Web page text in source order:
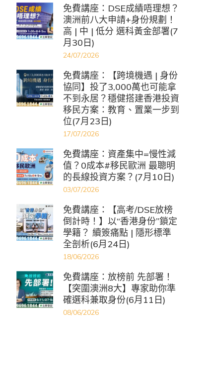
免費講座：DSE成績唔理想？
澳洲前八大申請+身份規劃！
高 | 中 | 低分 選科黃金部署(7
月30日)
24/07/2026
免費講座：【跨境機遇 | 身份
協同】投了3,000萬也可能拿
不到永居？穩健搭建香港投資
移民方案：教育、置業一步到
位(7月23日)
17/07/2026
免費講座：資產集中=慢性減
值？0成本#移民歐洲 最聰明
的長線投資方案？(7月10日)
03/07/2026
免費講座：【高考/DSE放榜
倒計時！】以“香港身份”鎖定
學籍？ 續簽痛點 | 隱形標準
全剖析(6月24日)
18/06/2026
免費講座：放榜前 先部署！
【突圍澳洲8大】專家助你準
確選科兼取身份(6月11日)
08/06/2026